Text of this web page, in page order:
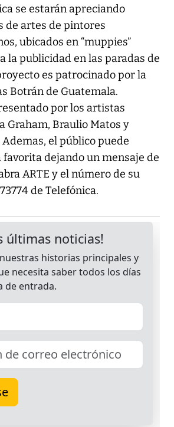
se estarán apreciando
de artes de pintores
ubicados en “muppies”
la publicidad en las paradas de
es patrocinado por la
Botrán de Guatemala.
por los artistas
Graham, Braulio Matos y
Ademas, el público puede
favorita dejando un mensaje de
ARTE y el número de su
de Telefónica.